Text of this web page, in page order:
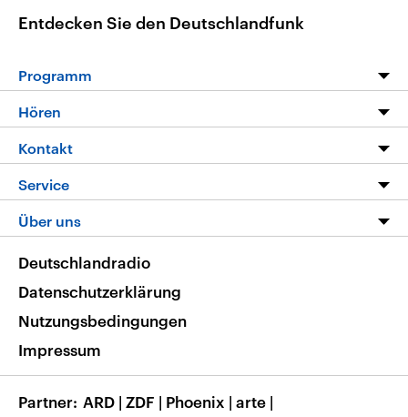
Entdecken Sie den Deutschlandfunk
Programm
Programm
Die Nachrichten
Nachrichtenleicht
Neue Beiträge auf dlf.de
Hören
Livestream
Podcasts
Deutschlandfunk App
Nachrichten App
Frequenzen
Kontakt
Hörerservice
Service
FAQ
Veranstaltungen
Musikliste
RSS
Über uns
Barrierefreiheit
Deutschlandradio
Datenschutzerklärung
Nutzungsbedingungen
Impressum
Partner ARD | ZDF | Phoenix | arte |